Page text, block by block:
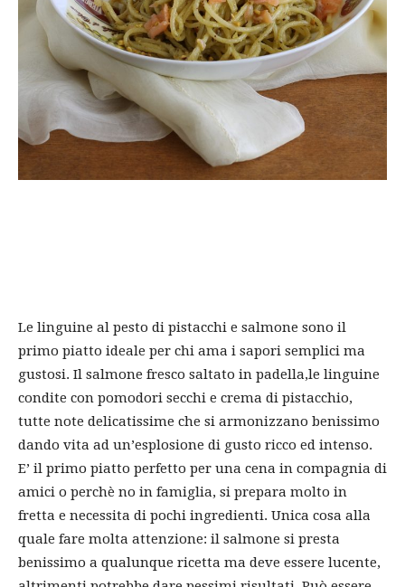
Le linguine al pesto di pistacchi e salmone sono il
primo piatto ideale per chi ama i sapori semplici ma
gustosi. Il salmone fresco saltato in padella,le linguine
condite con pomodori secchi e crema di pistacchio,
tutte note delicatissime che si armonizzano benissimo
dando vita ad un’esplosione di gusto ricco ed intenso.
E’ il primo piatto perfetto per una cena in compagnia di
amici o perchè no in famiglia, si prepara molto in
fretta e necessita di pochi ingredienti. Unica cosa alla
quale fare molta attenzione: il salmone si presta
benissimo a qualunque ricetta ma deve essere lucente,